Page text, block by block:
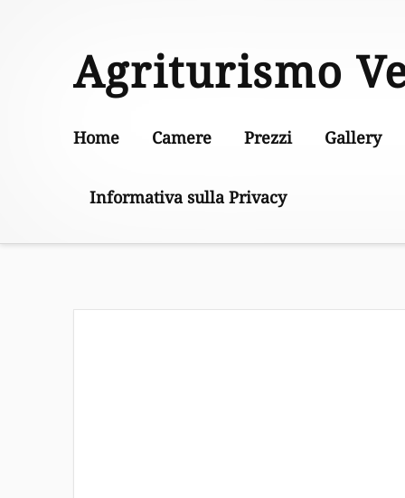
Agriturismo
Home Camere Prezzi Gallery
Informativa sulla Privacy